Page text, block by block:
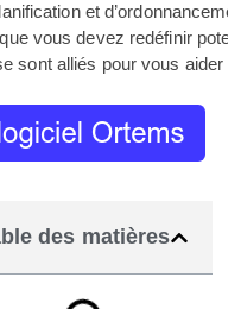
et
vous devez redéfinir
sont alliés pour vous
des matières